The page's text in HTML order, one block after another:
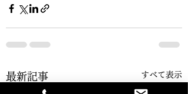
最新記事 すべて表示